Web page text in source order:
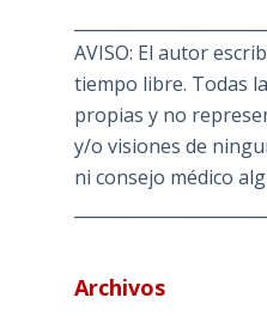
AVISO: El autor
tiempo libre. Todas
propias y no
y/o visiones de
ni consejo médico
Archivos